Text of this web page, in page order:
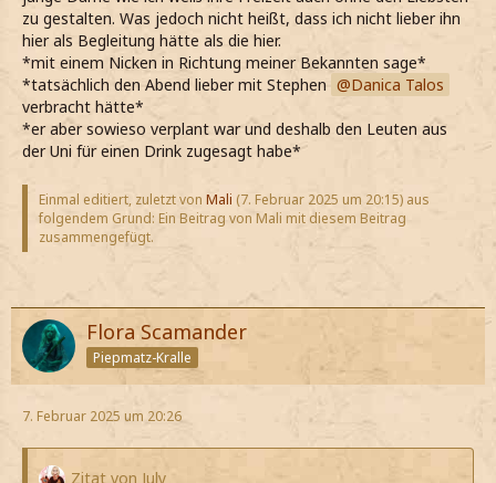
zu gestalten. Was jedoch nicht heißt, dass ich nicht lieber ihn
hier als Begleitung hätte als die hier.
*mit einem Nicken in Richtung meiner Bekannten sage*
*tatsächlich den Abend lieber mit Stephen
Danica Talos
verbracht hätte*
*er aber sowieso verplant war und deshalb den Leuten aus
der Uni für einen Drink zugesagt habe*
Einmal editiert, zuletzt von Mali (7. Februar 2025 um 20:15) aus
folgendem Grund: Ein Beitrag von Mali mit diesem Beitrag
zusammengefügt.
Flora Scamander
Piepmatz-Kralle
7. Februar 2025 um 20:26
Zitat von July